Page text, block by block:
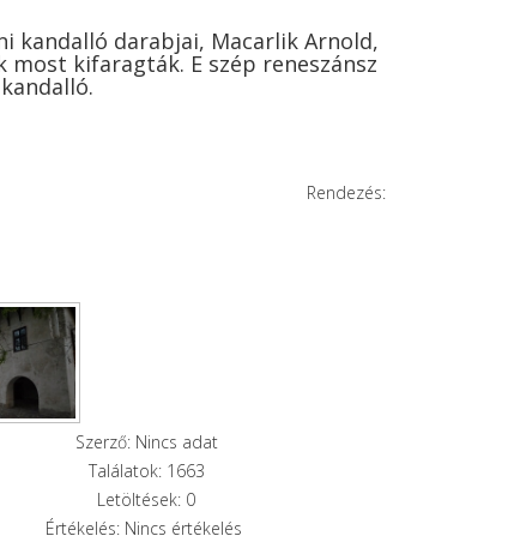
kandalló darabjai, Macarlik Arnold,
kifaragták. E szép reneszánsz
Rendezés:
Szerző: Nincs adat
Találatok: 1663
Letöltések: 0
Értékelés: Nincs értékelés